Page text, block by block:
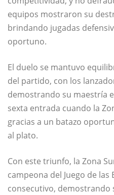
equipos mostraron su
brindando jugadas
oportuno.
El duelo se mantuvo
del partido, con los
demostrando su maestría
sexta entrada cuando la
gracias a un batazo
al plato.
Con este triunfo, la Zona
campeona del Juego de
consecutivo, demostrando